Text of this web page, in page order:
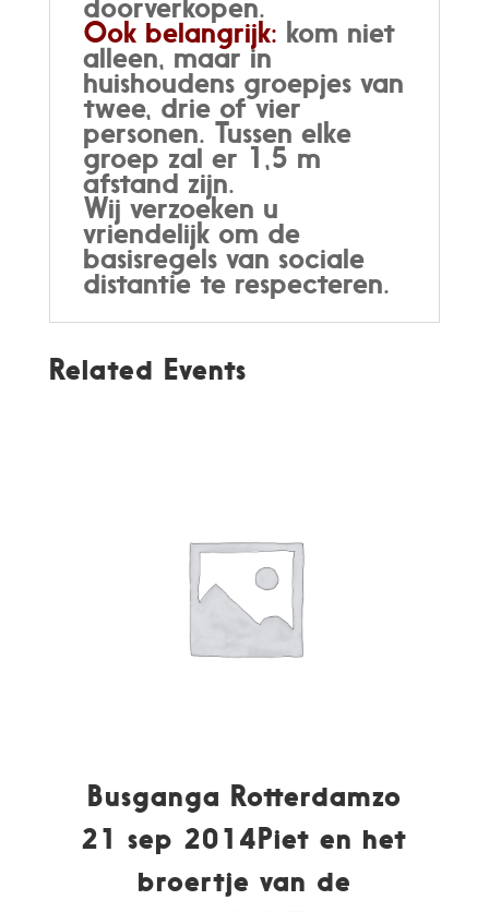
Ook belangrijk: kom niet
alleen, maar in
huishoudens groepjes van
twee, drie of vier
personen. Tussen elke
groep zal er 1,5 m
afstand zijn.
Wij verzoeken u
vriendelijk om de
basisregels van sociale
distantie te respecteren.
Related Events
Busganga Rotterdamzo
21 sep 2014Piet en het
broertje van de